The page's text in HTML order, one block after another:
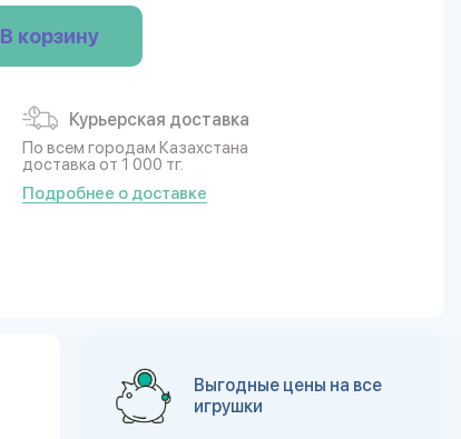
В корзину
Курьерская доставка
По всем городам Казахстана
доставка от 1 000 тг.
Подробнее о доставке
Выгодные цены на все
игрушки